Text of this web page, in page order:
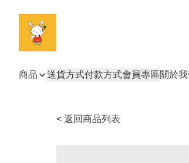
商品 送貨方式付款方式會員專區關於我
< 返回商品列表